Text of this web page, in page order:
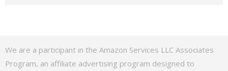
We are a participant in the Amazon Services LLC Associates
Program, an affiliate advertising program designed to